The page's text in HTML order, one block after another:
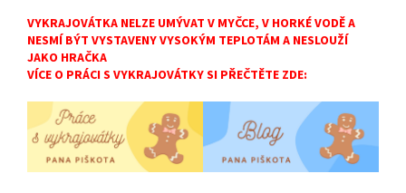
VYKRAJOVÁTKA NELZE UMÝVAT V MYČCE, V HORKÉ VODĚ A
NESMÍ BÝT VYSTAVENY VYSOKÝM TEPLOTÁM A NESLOUŽÍ
JAKO HRAČKA
VÍCE O PRÁCI S VYKRAJOVÁTKY SI PŘEČTĚTE ZDE: